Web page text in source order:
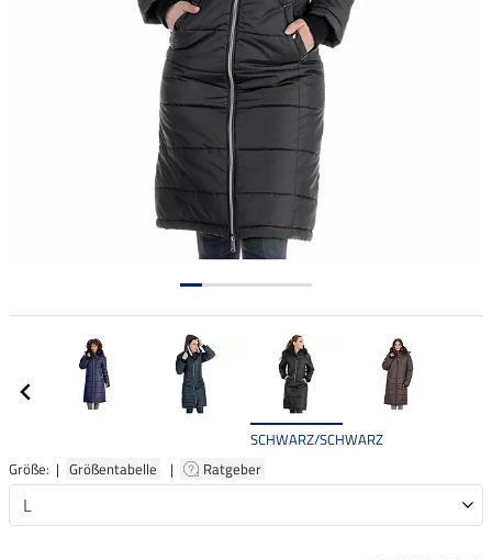
SCHWARZ/SCHWARZ
Größe: | Größentabelle | Ratgeber